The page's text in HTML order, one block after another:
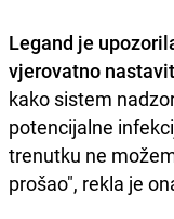
Legand je
vjerovatno
kako sistem
potencijalne
trenutku ne
prošao", rekla je